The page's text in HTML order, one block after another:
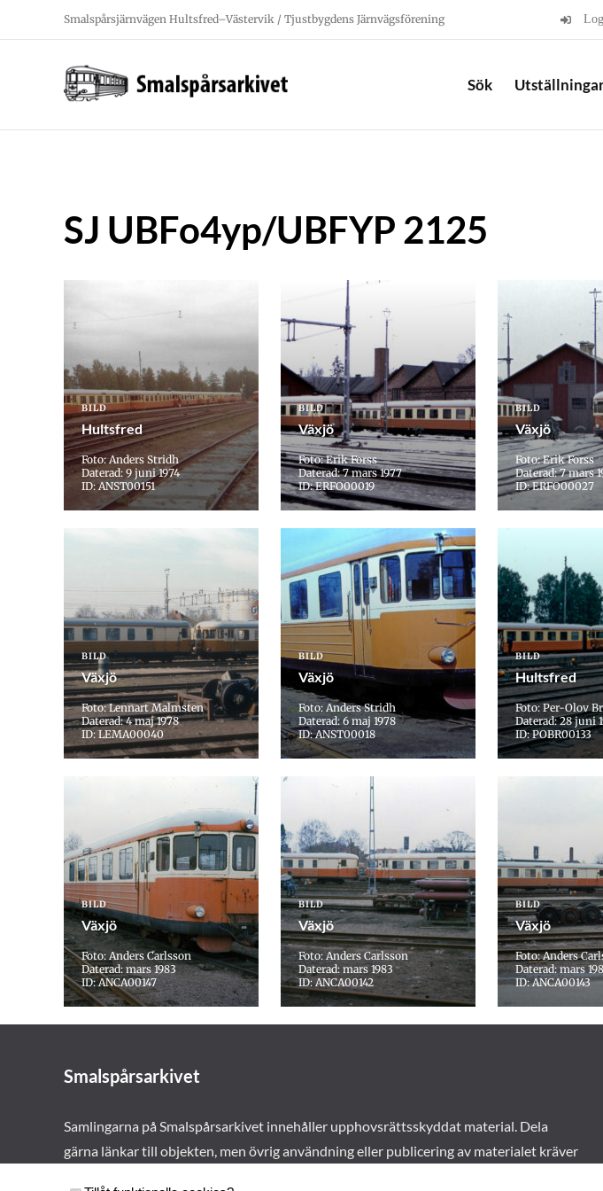
Smalspårsjärnvägen Hultsfred–Västervik / Tjustbygdens Järnvägsförening
Sök
SJ UBFo4yp/UBFYP 2125
BILD
Hultsfred
Foto: Anders Stridh
Daterad: 9 juni 1974
ID: ANST00151
BILD
Växjö
Foto: Erik Forss
Daterad: 7 mars 1977
ID: ERFO00019
BILD
Växjö
Foto: Erik Forss
Daterad: 7 mars
ID: ERFO00027
BILD
Växjö
Foto: Lennart Malmsten
Daterad: 4 maj 1978
ID: LEMA00040
BILD
Växjö
Foto: Anders Stridh
Daterad: 6 maj 1978
ID: ANST00018
BILD
Hultsfred
Foto: Per-Olov
Daterad: 28 juni
ID: POBR00133
BILD
Växjö
Foto: Anders Carlsson
Daterad: mars 1983
ID: ANCA00147
BILD
Växjö
Foto: Anders Carlsson
Daterad: mars 1983
ID: ANCA00142
BILD
Växjö
Foto: Anders
Daterad: mars
ID: ANCA00143
Smalspårsarkivet
Samlingarna på Smalspårsarkivet innehåller upphovsrättsskyddat material. Dela
gärna länkar till objekten, men övrig användning eller publicering av materialet kräver